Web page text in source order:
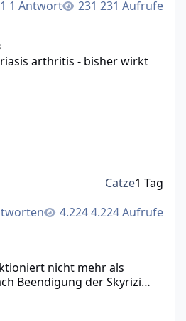
1 Antwort
231 Aufrufe
arthritis - bisher wirkt
4.224 Aufrufe
Catze1 Tag
nicht mehr als
Beendigung der Skyrizi